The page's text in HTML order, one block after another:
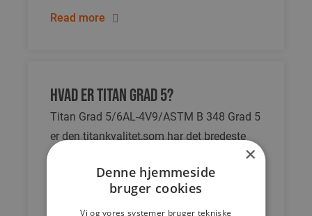
Read more
Hvad er titan Grad 5?
Titan Grad 5/6AL-4V9/ASTM B 348 Grad 5
er den titankvalitet,som har det bredeste
styrke, men relativ lav duktilitet.
Sammenlignet med rent titan har Grad 5...
×
Denne hjemmeside
bruger cookies
Vi og vores systemer bruger tekniske